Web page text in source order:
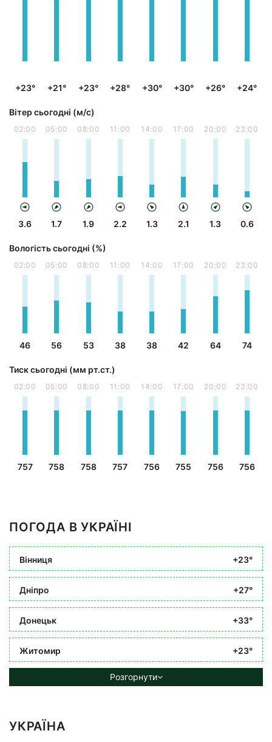
+23° +21° +23° +28° +30° +30° +26° +24°
Вітер сьогодні (м/с)
02:00
3.6
05:00
1.7
08:00
1.9
11:00
2.2
14:00
1.3
17:00
2.1
20:00
1.3
23:00
0.6
Вологість сьогодні (%)
02:00
46
05:00
56
08:00
53
11:00
38
14:00
38
17:00
42
20:00
64
23:00
74
Тиск сьогодні (мм рт.ст.)
02:00
757
05:00
758
08:00
758
11:00
757
14:00
756
17:00
755
20:00
756
23:00
756
ПОГОДА В УКРАЇНІ
Вінниця +23°
Дніпро +27°
Донецьк +33°
Житомир +23°
Розгорнути
УКРАЇНА